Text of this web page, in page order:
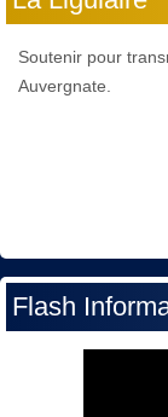
Soutenir pour
Auvergnate.
Flash